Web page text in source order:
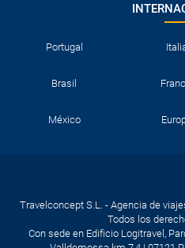
Portugal
Brasil
México
Travelconcept S.L. - Agencia de
Todos los
Con sede en Edificio Logitravel,